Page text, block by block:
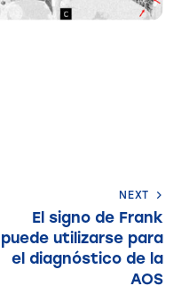
NEXT
El signo de Frank
puede utilizarse para
el diagnóstico de la
AOS